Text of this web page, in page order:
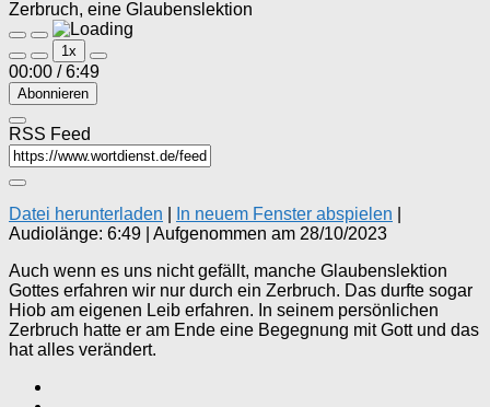
Zerbruch, eine Glaubenslektion
Play
Episode
Pause
Episode
1x
00:00 / 6:49
Abonnieren
RSS Feed
Datei herunterladen In neuem Fenster abspielen
Audiolänge: 6:49
Aufgenommen am 28/10/2023
Auch wenn es uns nicht gefällt, manche Glaubenslektion
Gottes erfahren wir nur durch ein Zerbruch. Das durfte sogar
Hiob am eigenen Leib erfahren. In seinem persönlichen
Zerbruch hatte er am Ende eine Begegnung mit Gott und das
hat alles verändert.